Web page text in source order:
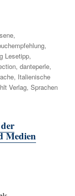
,
,
Lesetipp,
,danteperle,
, Italienische
Verlag,Sprachen
Medien